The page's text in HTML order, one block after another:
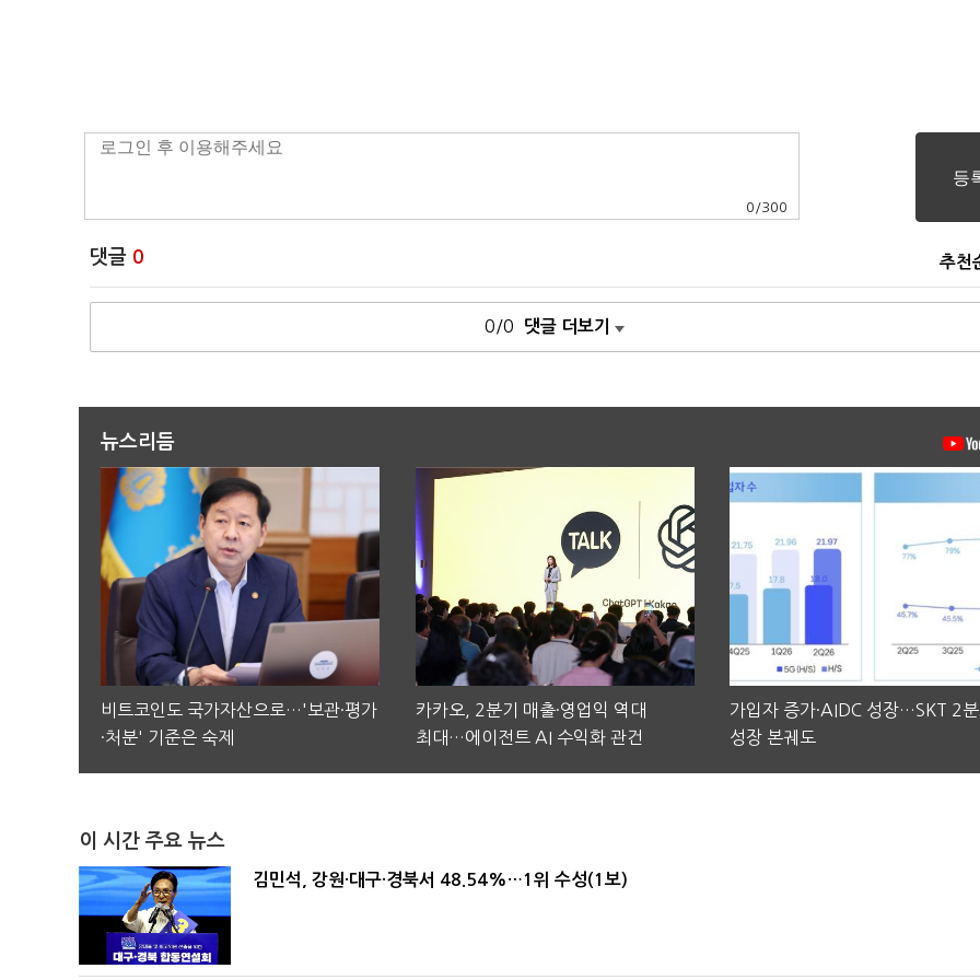
0 /300
댓글 0 추천
0/0 댓글 더보기
뉴스리듬
비트코인도 국가자산으로…'보관·평가
·처분' 기준은 숙제
카카오, 2분기 매출·영업익 역대
최대…에이전트 AI 수익화 관건
가입자 증가·AIDC 성장…SKT 2
성장 본궤도
이 시간 주요 뉴스
김민석, 강원·대구·경북서 48.54%…1위 수성(1보)